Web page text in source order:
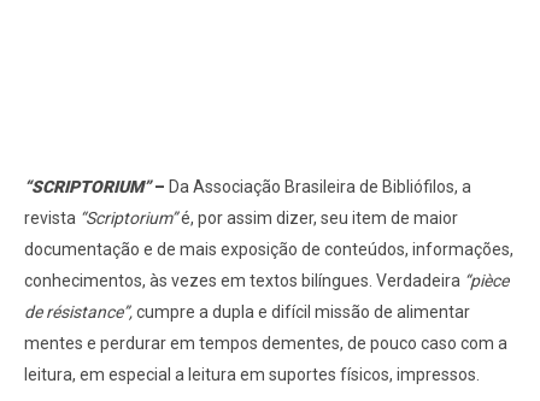
“SCRIPTORIUM”– Da Associação Brasileira de Bibliófilos, a
revista “Scriptorium”é, por assim dizer, seu item de maior
documentação e de mais exposição de conteúdos, informações,
conhecimentos, às vezes em textos bilíngues. Verdadeira “pièce
de résistance”,cumpre a dupla e difícil missão de alimentar
mentes e perdurar em tempos dementes, de pouco caso com a
leitura, em especial a leitura em suportes físicos, impressos.